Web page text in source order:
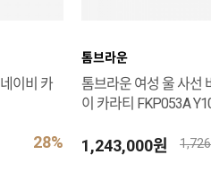
이비 카
28%
톰브라운
톰브라운 여성 울 사선
이 카라티 FKP053A
1,243,000원